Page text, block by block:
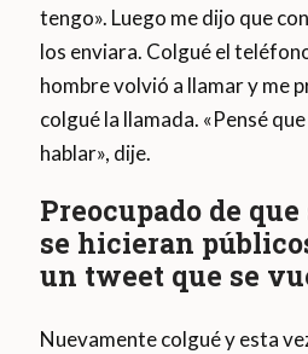
tengo». Luego me dijo que
los enviara. Colgué el
hombre volvió a llamar y me
colgué la llamada. «Pensé
hablar», dije.
Preocupado de
se hicieran
un tweet que se
Nuevamente colgué y esta